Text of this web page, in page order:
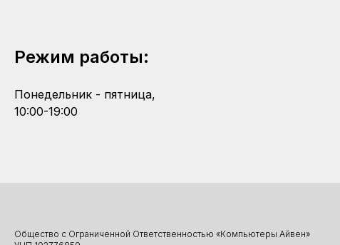
Режим работы:
Понедельник - пятница,
10:00-19:00
Общество с Ограниченной Ответственностью «Компьютеры Айвен»